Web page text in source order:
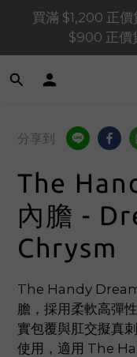
買滿 $1,200 正
$900 正價
買滿 $1,200 正
$900 正價
買滿 $600 正價貨
買滿 $1,200 正
$900 正價
分享到
The
內膽 -
Chrysm
The Handy
膽，採用柔軟高彈
實包覆與肛交擬真
使用，適用 The